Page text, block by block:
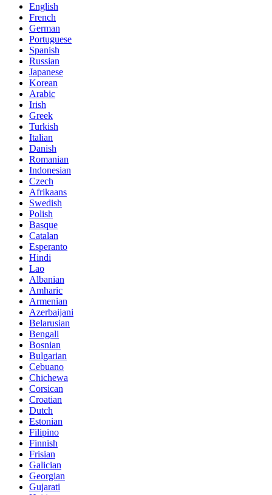
English
French
German
Portuguese
Spanish
Russian
Japanese
Korean
Arabic
Irish
Greek
Turkish
Italian
Danish
Romanian
Indonesian
Czech
Afrikaans
Swedish
Polish
Basque
Catalan
Esperanto
Hindi
Lao
Albanian
Amharic
Armenian
Azerbaijani
Belarusian
Bengali
Bosnian
Bulgarian
Cebuano
Chichewa
Corsican
Croatian
Dutch
Estonian
Filipino
Finnish
Frisian
Galician
Georgian
Gujarati